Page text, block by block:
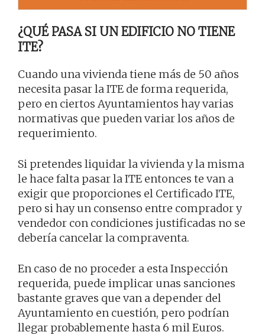
¿QUÉ PASA SI UN EDIFICIO NO TIENE
ITE?
Cuando una vivienda tiene más de 50 años
necesita pasar la ITE de forma requerida,
pero en ciertos Ayuntamientos hay varias
normativas que pueden variar los años de
requerimiento.
Si pretendes liquidar la vivienda y la misma
le hace falta pasar la ITE entonces te van a
exigir que proporciones el Certificado ITE,
pero si hay un consenso entre comprador y
vendedor con condiciones justificadas no se
debería cancelar la compraventa.
En caso de no proceder a esta Inspección
requerida, puede implicar unas sanciones
bastante graves que van a depender del
Ayuntamiento en cuestión, pero podrían
llegar probablemente hasta 6 mil Euros.